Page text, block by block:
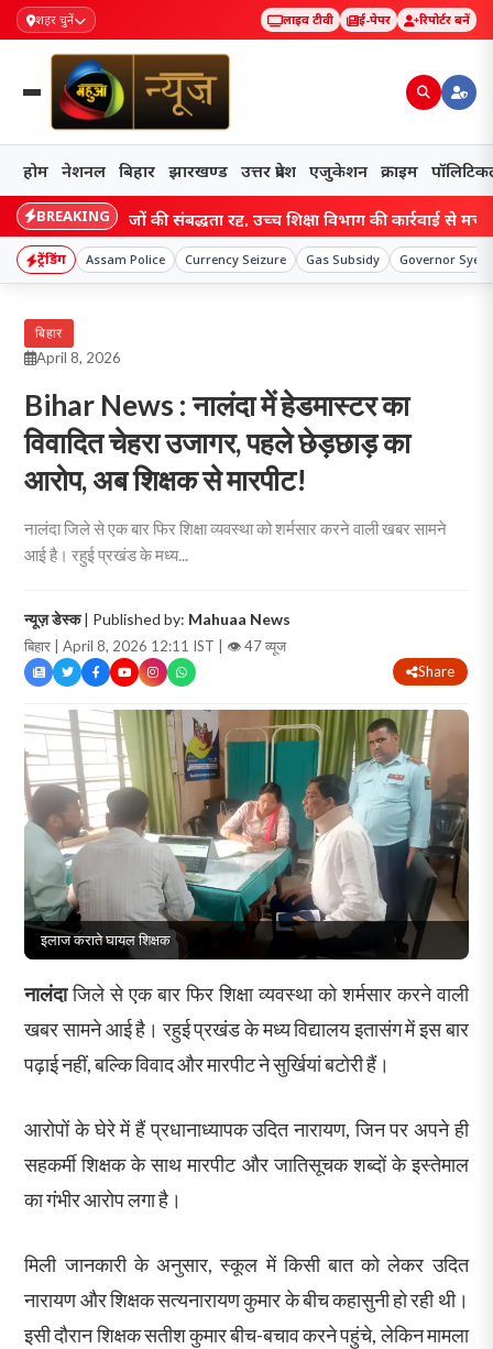
शहर चुनें लाइव टीवी ई-पेपर रिपोर्टर बनें
होम नेशनल बिहार झारखण्ड उत्तर प्रदेश एजुकेशन क्राइम
BREAKING
कॉलेजों की संबद्धता रद्द, उच्च शिक्षा विभाग की कार्रवाई से मचा हड़कंप;
ट्रेंडिंग Assam Police Currency Seizure Gas Subsidy Governor Syed
बिहार
April 8, 2026
Bihar News : नालंदा में हेडमास्टर का
विवादित चेहरा उजागर, पहले छेड़छाड़ का
आरोप, अब शिक्षक से मारपीट!
नालंदा जिले से एक बार फिर शिक्षा व्यवस्था को शर्मसार करने वाली खबर सामने
आई है। रहुई प्रखंड के मध्य...
न्यूज़ डेस्क| Published by: Mahuaa News
बिहार | April 8, 2026 12:11 IST | 👁 47 व्यूज
Share
इलाज कराते घायल शिक्षक
नालंदाजिले से एक बार फिर शिक्षा व्यवस्था को शर्मसार करने वाली
खबर सामने आई है। रहुई प्रखंड के मध्य विद्यालय इतासंग में इस बार
पढ़ाई नहीं, बल्कि विवाद और मारपीट ने सुर्खियां बटोरी हैं।
आरोपों के घेरे में हैं प्रधानाध्यापक उदित नारायण, जिन पर अपने ही
सहकर्मी शिक्षक के साथ मारपीट और जातिसूचक शब्दों के इस्तेमाल
का गंभीर आरोप लगा है।
मिली जानकारी के अनुसार, स्कूल में किसी बात को लेकर उदित
नारायण और शिक्षक सत्यनारायण कुमार के बीच कहासुनी हो रही थी।
इसी दौरान शिक्षक सतीश कुमार बीच-बचाव करने पहुंचे, लेकिन मामला